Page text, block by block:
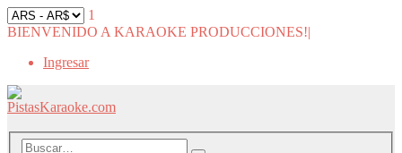
1
BIENVENIDO A KARAOKE PRODUCCIONES!|
Ingresar